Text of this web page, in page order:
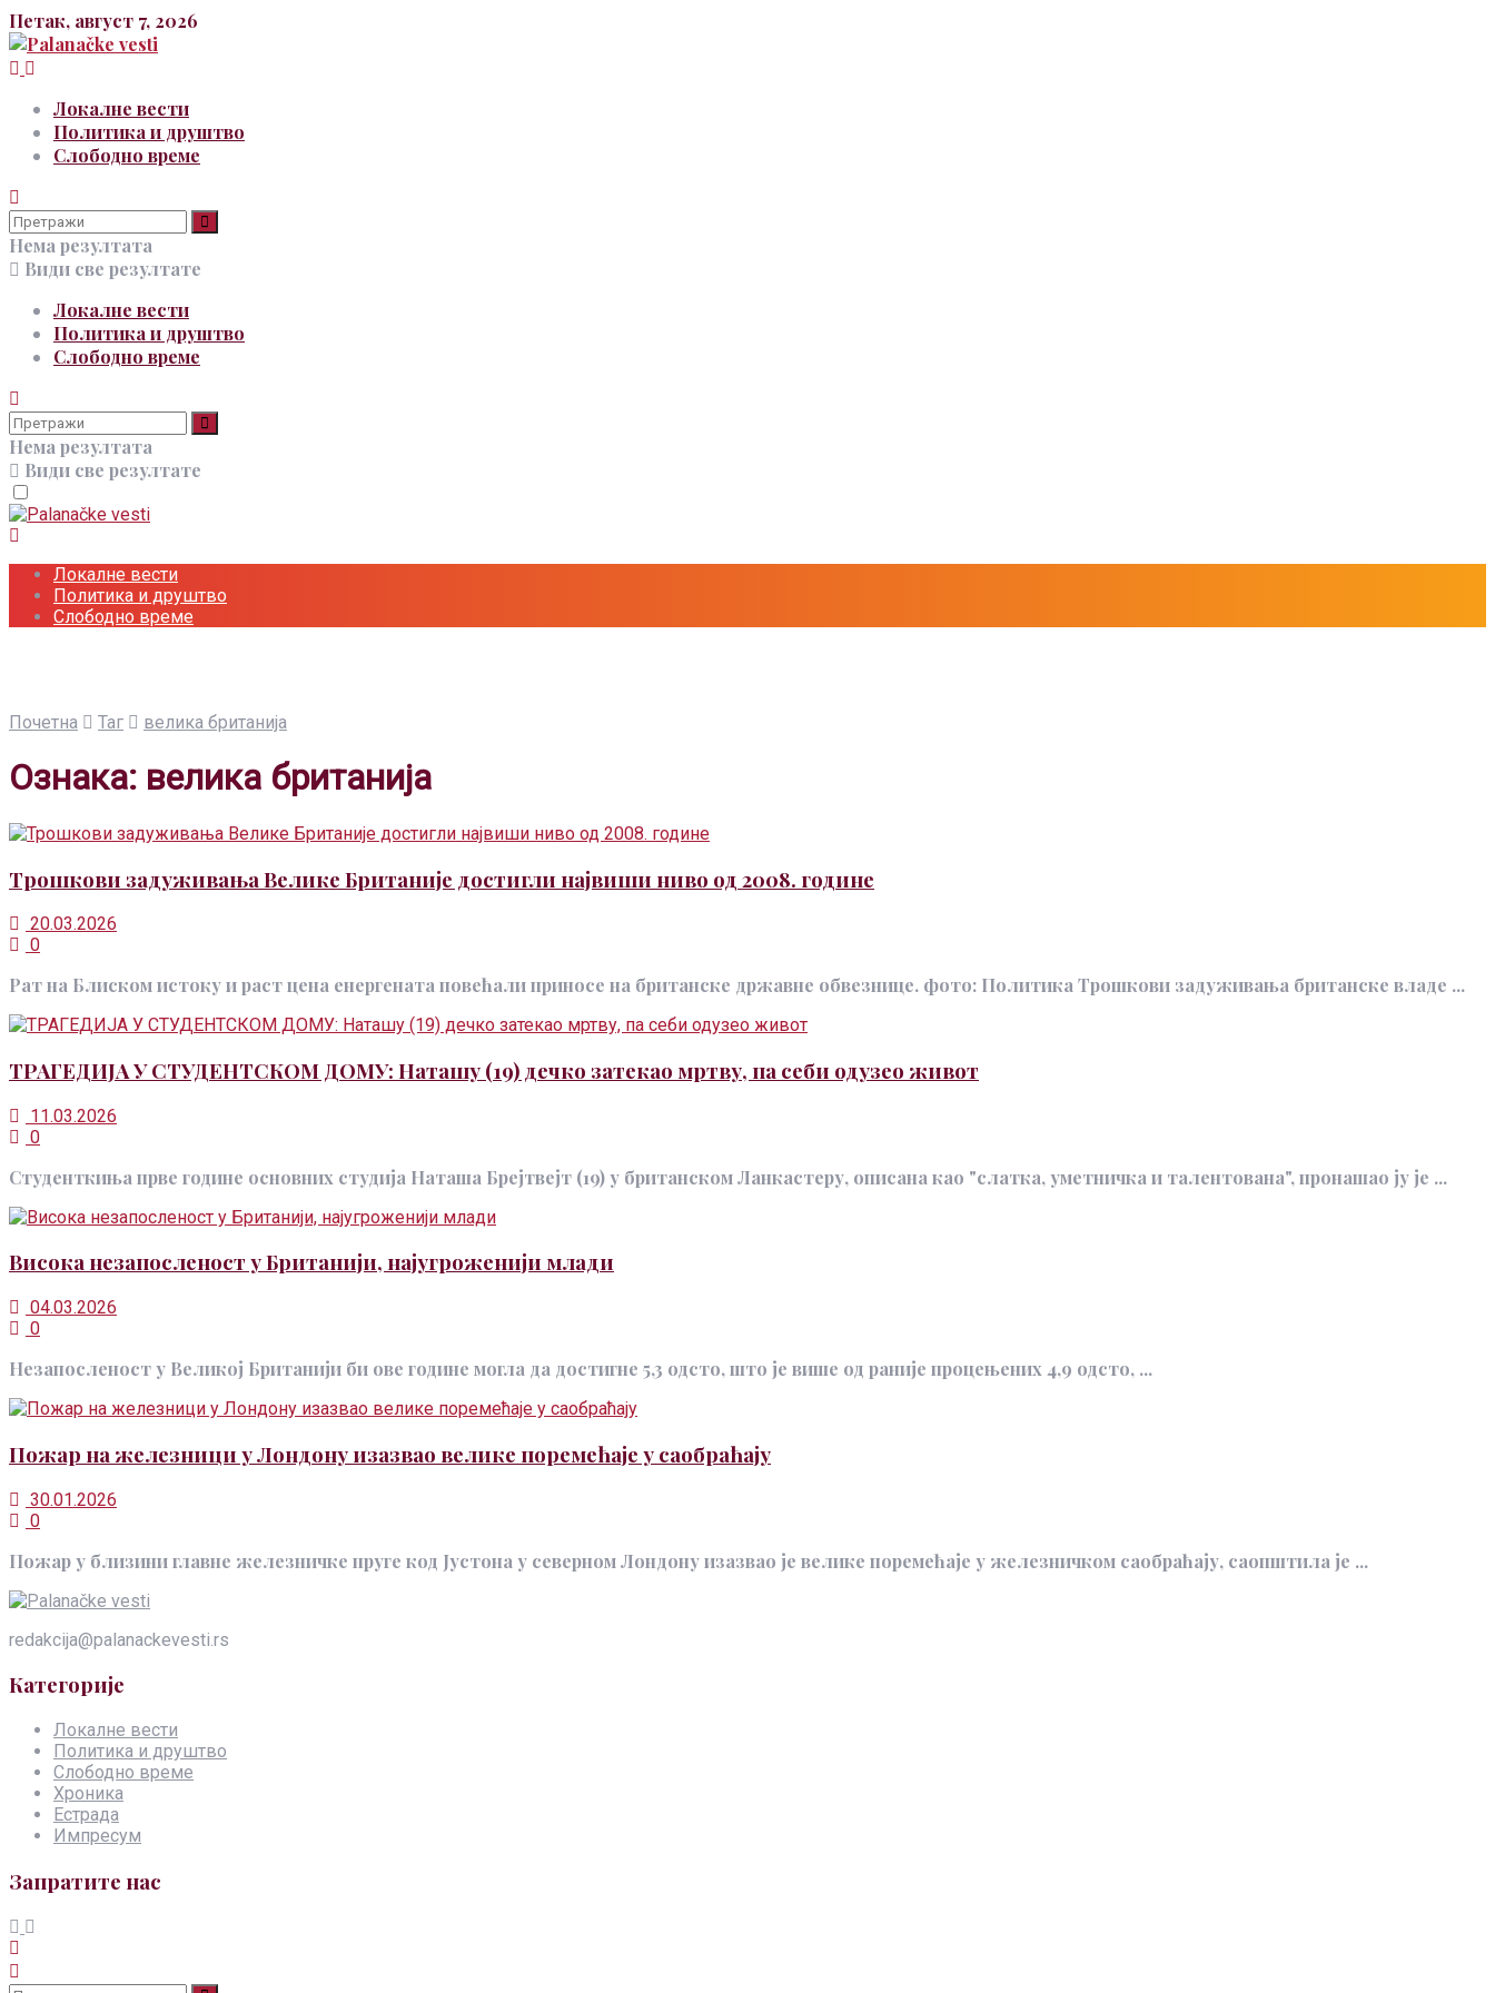
Петак, август 7, 2026
Локалне вести
Политика и друштво
Слободно време
Нема резултата
Види све резултате
Локалне вести
Политика и друштво
Слободно време
Нема резултата
Види све резултате
Локалне вести
Политика и друштво
Слободно време
Почетна Таг велика британија
Ознака: велика британија
Трошкови задуживања Велике Британије достигли највиши ниво од 2008. године
20.03.2026
0
Рат на Блиском истоку и раст цена енергената повећали приносе на британске државне обвезнице. фото: Политика Трошкови задуживања британске владе ...
ТРАГЕДИЈА У СТУДЕНТСКОМ ДОМУ: Наташу (19) дечко затекао мртву, па себи одузео живот
11.03.2026
0
Студенткиња прве године основних студија Наташа Брејтвејт (19) у британском Ланкастеру, описана као "слатка, уметничка и талентована", пронашао ју је ...
Висока незапосленост у Британији, најугроженији млади
04.03.2026
0
Незапосленост у Великој Британији би ове године могла да достигне 5,3 одсто, што је више од раније процењених 4,9 одсто, ...
Пожар на железници у Лондону изазвао велике поремећаје у саобраћају
30.01.2026
0
Пожар у близини главне железничке пруге код Јустона у северном Лондону изазвао је велике поремећаје у железничком саобраћају, саопштила је ...
redakcija@palanackevesti.rs
Категорије
Локалне вести
Политика и друштво
Слободно време
Хроника
Естрада
Импресум
Запратите нас